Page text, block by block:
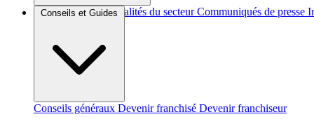
Brèves et actus Actualités du secteur Communiqués de presse
Conseils et Guides
Conseils généraux Devenir franchisé Devenir franchiseur